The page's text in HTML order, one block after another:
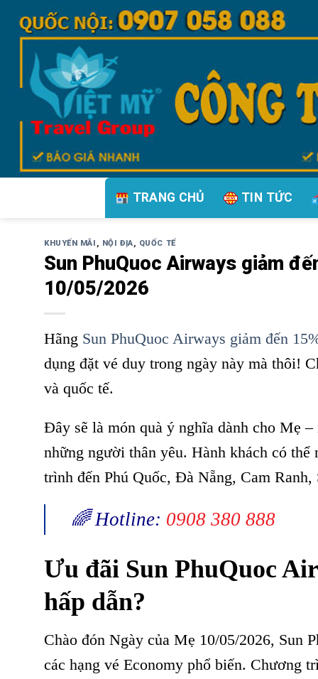
TRANG CHỦ TIN TỨC
KHUYẾN MÃI , NỘI ĐỊA, QUỐC TẾ
Sun PhuQuoc Airways giảm
10/05/2026
Hãng Sun PhuQuoc Airways giảm đến
dụng đặt vé duy trong ngày này mà thôi!
và quốc tế.
Đây sẽ là món quà ý nghĩa dành cho Mẹ
những người thân yêu. Hành khách có
trình đến Phú Quốc, Đà Nẵng, Cam
🌈 Hotline: 0908 380 888
Ưu đãi Sun PhuQuoc
hấp dẫn?
Chào đón Ngày của Mẹ 10/05/2026, Sun
các hạng vé Economy phổ biến. Chương